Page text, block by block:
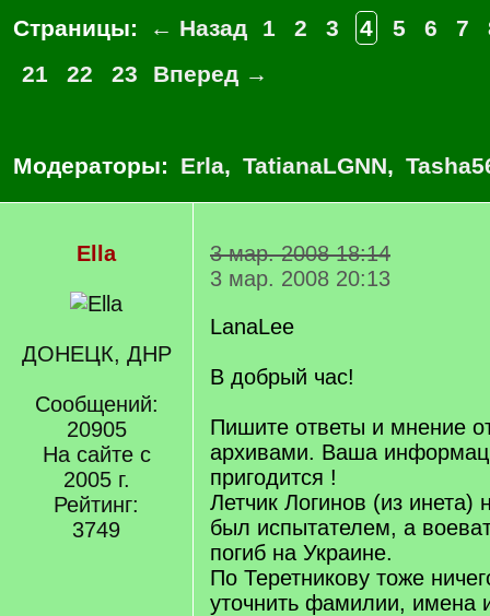
Страницы: ← Назад 1 2 3 4 5 6 7
21
22 23 Вперед →
Модераторы: Erla, TatianaLGNN,
Ella
ДОНЕЦК, ДНР
Сообщений:
20905
На сайте с
2005 г.
Рейтинг:
3749
3 мар. 2008 18:14
3 мар. 2008 20:13
LanaLee
В добрый час!
Пишите ответы и мнение
архивами. Ваша
пригодится !
Летчик Логинов (из инета)
был испытателем, а
погиб на Украине.
По Теретникову тоже
уточнить фамилии, имена